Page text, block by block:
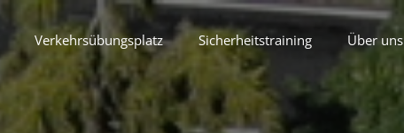
Verkehrsübungsplatz Sicherheitstraining Über uns